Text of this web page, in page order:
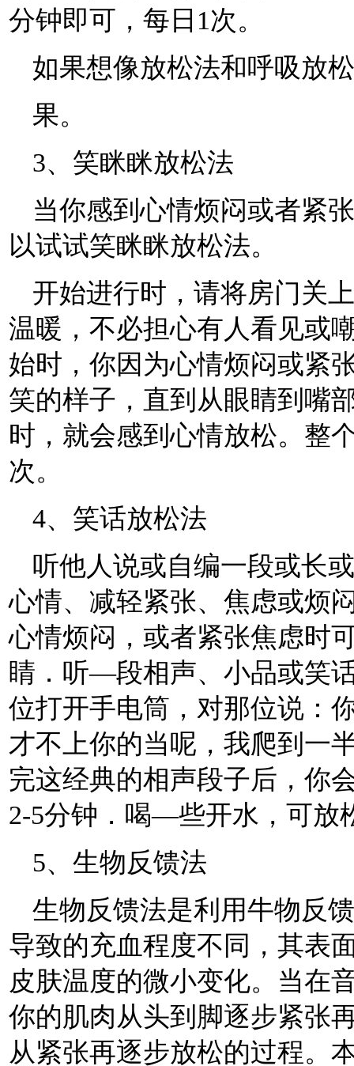
分钟即可，每日1次。
如果想像放松法和呼吸放
果。
3、笑眯眯放松法
当你感到心情烦闷或者紧
以试试笑眯眯放松法。
开始进行时，请将房门关
温暖，不必担心有人看见或
始时，你因为心情烦闷或紧
笑的样子，直到从眼睛到嘴
时，就会感到心情放松。整
次。
4、笑话放松法
听他人说或自编一段或长
心情、减轻紧张、焦虑或烦
心情烦闷，或者紧张焦虑时
睛．听—段相声、小品或笑
位打开手电筒，对那位说：
才不上你的当呢，我爬到一
完这经典的相声段子后，你
2-5分钟．喝—些开水，可放
5、生物反馈法
生物反馈法是利用牛物反
导致的充血程度不同，其表
皮肤温度的微小变化。当在
你的肌肉从头到脚逐步紧张
从紧张再逐步放松的过程。